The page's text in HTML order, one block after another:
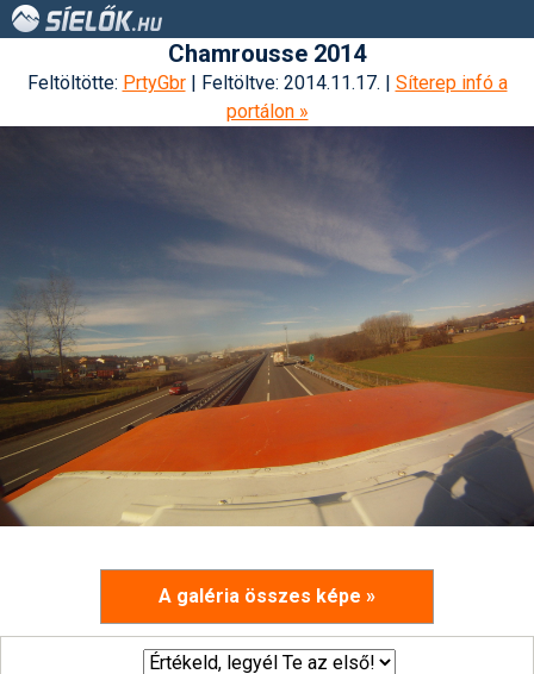
Chamrousse 2014
Feltöltötte: PrtyGbr| Feltöltve: 2014.11.17. | Síterep infó a
portálon »
A galéria összes képe »